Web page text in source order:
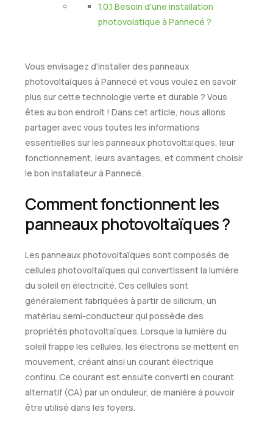
1.0.1 Besoin d'une installation
photovolatique à Pannecé ?
Vous envisagez d'installer des panneaux
photovoltaïques à Pannecé et vous voulez en savoir
plus sur cette technologie verte et durable ? Vous
êtes au bon endroit ! Dans cet article, nous allons
partager avec vous toutes les informations
essentielles sur les panneaux photovoltaïques, leur
fonctionnement, leurs avantages, et comment choisir
le bon installateur à Pannecé.
Comment fonctionnent les
panneaux photovoltaïques ?
Les panneaux photovoltaïques sont composés de
cellules photovoltaïques qui convertissent la lumière
du soleil en électricité. Ces cellules sont
généralement fabriquées à partir de silicium, un
matériau semi-conducteur qui possède des
propriétés photovoltaïques. Lorsque la lumière du
soleil frappe les cellules, les électrons se mettent en
mouvement, créant ainsi un courant électrique
continu. Ce courant est ensuite converti en courant
alternatif (CA) par un onduleur, de manière à pouvoir
être utilisé dans les foyers.